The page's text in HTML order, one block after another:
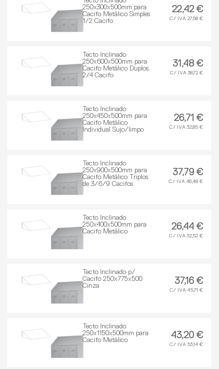
250x300x500mm para
Cacifo Metálico Simples
1/2 Cacifo
22,42 €
C/ IVA 27,58 €
Tecto Inclinado
250x600x500mm para
Cacifo Metálico Duplos
2/4 Cacifo
31,48 €
C/ IVA 38,72 €
Tecto Inclinado
250x450x500mm para
Cacifo Metálico
Individual Sujo/limpo
26,71 €
C/ IVA 32,85 €
Tecto Inclinado
250x900x500mm para
Cacifo Metálico Triplos
de 3/6/9 Cacifos
37,79 €
C/ IVA 46,48 €
Tecto Inclinado
250x400x500mm para
Cacifo Metálico
26,44 €
C/ IVA 32,52 €
Tecto Inclinado p/
Cacifo 250x775x500
Cinza
37,16 €
C/ IVA 45,71 €
Tecto Inclinado
250x1150x500mm para
Cacifo Metálico
43,20 €
C/ IVA 53,14 €